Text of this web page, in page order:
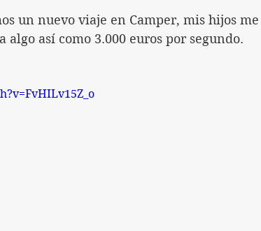
un nuevo viaje en Camper, mis hijos
así como 3.000 euros por segundo.